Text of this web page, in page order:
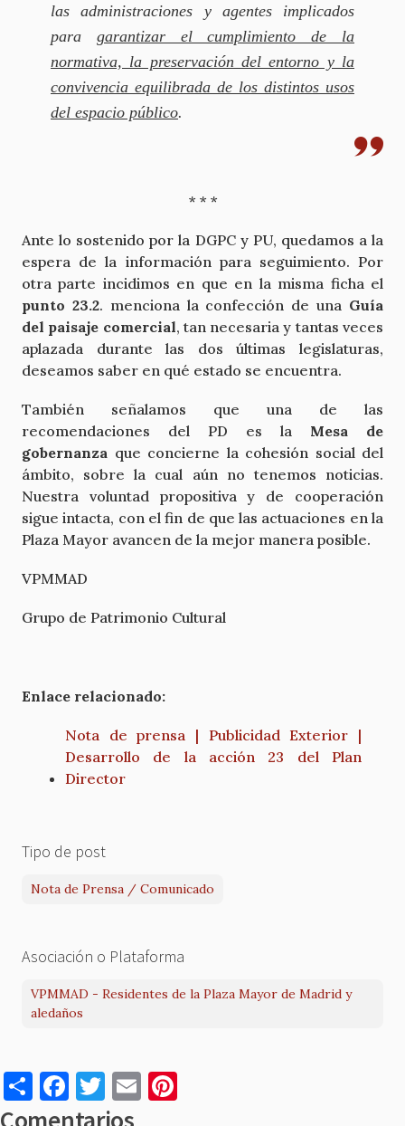
las administraciones y agentes implicados
para garantizar el cumplimiento de la
normativa, la preservación del entorno y la
convivencia equilibrada de los distintos usos
del espacio público.
* * *
Ante lo sostenido por la DGPC y PU, quedamos a la
espera de la información para seguimiento. Por
otra parte incidimos en que en la misma ficha el
punto 23.2. menciona la confección de una Guía
del paisaje comercial, tan necesaria y tantas veces
aplazada durante las dos últimas legislaturas,
deseamos saber en qué estado se encuentra.
También señalamos que una de las
recomendaciones del PD es la Mesa de
gobernanza que concierne la cohesión social del
ámbito, sobre la cual aún no tenemos noticias.
Nuestra voluntad propositiva y de cooperación
sigue intacta, con el fin de que las actuaciones en la
Plaza Mayor avancen de la mejor manera posible.
VPMMAD
Grupo de Patrimonio Cultural
Enlace relacionado:
Nota de prensa | Publicidad Exterior |
Desarrollo de la acción 23 del Plan
Director
Tipo de post
Nota de Prensa / Comunicado
Asociación o Plataforma
VPMMAD - Residentes de la Plaza Mayor de Madrid y
aledaños
S
h
F
a
T
w
E
m
Comentarios